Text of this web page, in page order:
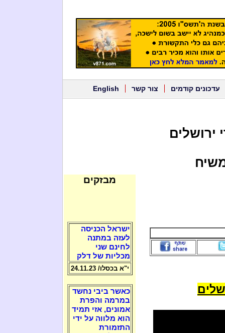
עדכונים קודמים צור קשר English
מבזקים
ישראל הכניסה
לעזה במתנה
לחינם שני
מכליות של דלק
י"א בכסלו/ 24.11.23
כאשר ביבי נחשד
במרמה והפרת
אמונים, אזי תמיד
הוא מלווה על ידי
התזמורת